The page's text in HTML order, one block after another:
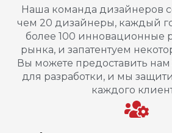
Наша команда дизайнеров
чем 20 дизайнеры, каждый
более 100 инновационные
рынка, и запатентуем
Вы можете предоставить
для разработки, и мы
каждого